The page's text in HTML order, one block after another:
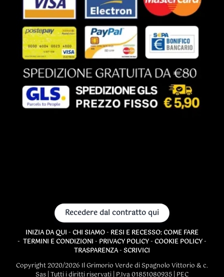
Recedere dal contratto qui
INIZIA DA QUI - CHI SIAMO- RESI E RECESSO: COME FARE
- TERMINI E CONDIZIONI - PRIVACY POLICY- COOKIE POLICY-
TRASPARENZA- SCRIVICI
Copyright 2020/2026 Il Grimorio Verde di Spagnolo Vittorio & c.